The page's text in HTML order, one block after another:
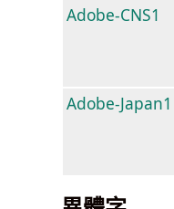
Adobe-CNS1
Adobe-Japan1